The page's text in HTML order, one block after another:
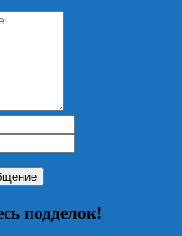
подделок!